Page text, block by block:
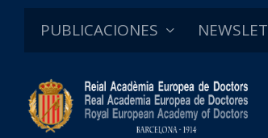
PUBLICACIONES